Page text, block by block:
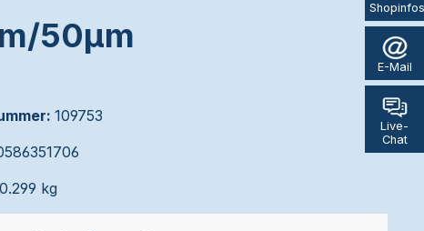
E-Mail
Live-
Chat
50µm
109753
0.299 kg